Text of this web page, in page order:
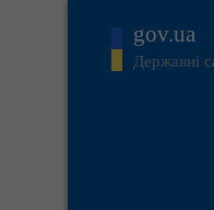
gov.ua
Державні